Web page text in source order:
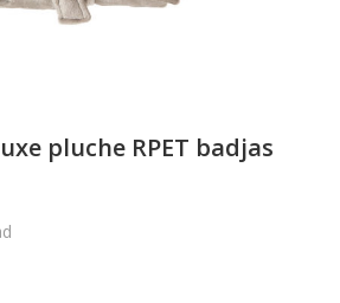
pluche RPET badjas